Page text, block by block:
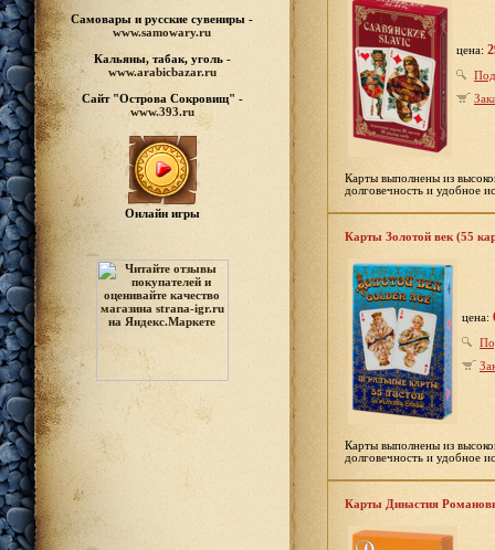
Самовары и русские сувениры -
www.samowary.ru
Кальяны, табак, уголь -
www.arabicbazar.ru
Сайт "Острова Сокровищ" -
www.393.ru
Онлайн игры
цена:
Карты выполнены из
долговечность и удобное
Карты Золотой век (55
цена:
Карты выполнены из
долговечность и удобное
Карты Династия